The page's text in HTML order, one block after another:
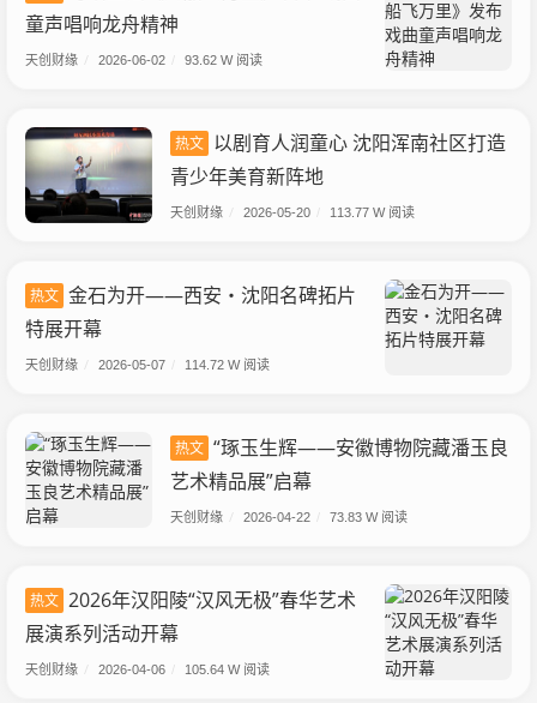
童声唱响龙舟精神
天创财缘 2026-06-02 93.62 W 阅读
热文 以剧育人润童心 沈阳浑南社区打造
青少年美育新阵地
天创财缘 2026-05-20 113.77 W 阅读
热文 金石为开――西安・沈阳名碑拓片
特展开幕
天创财缘 2026-05-07 114.72 W 阅读
热文 “琢玉生辉——安徽博物院藏潘玉良
艺术精品展”启幕
天创财缘 2026-04-22 73.83 W 阅读
热文 2026年汉阳陵“汉风无极”春华艺术
展演系列活动开幕
天创财缘 2026-04-06 105.64 W 阅读